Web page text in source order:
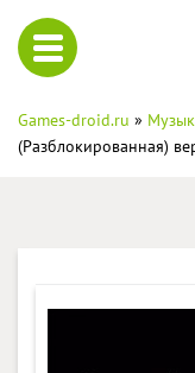
Games-droid.ru »
(Разблокированная)